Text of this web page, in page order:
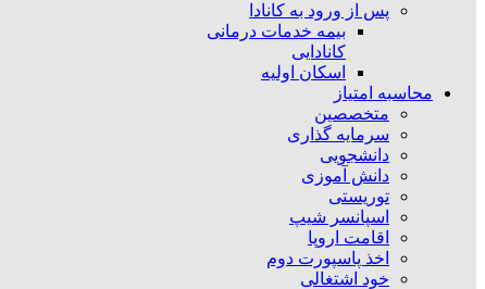
پس از ورود به کانادا
بیمه خدمات درمانی
کانادایی
اسکان اولیه
محاسبه امتیاز
متخصصین
سرمایه گذاری
دانشجویی
دانش آموزی
توریستی
اسپانسر شیپ
اقامت اروپا
اخذ پاسپورت دوم
خود اشتغالی